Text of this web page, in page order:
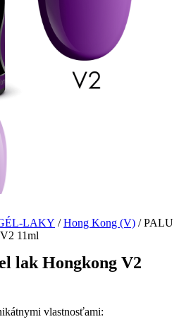
LAKY /Hong Kong (V) / PALU
11ml
lak Hongkong V2
vlastnosťami: